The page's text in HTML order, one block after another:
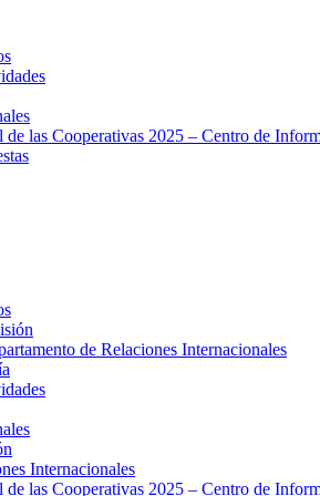
las Cooperativas 2025 – Centro de
de Relaciones Internacionales
Internacionales
las Cooperativas 2025 – Centro de